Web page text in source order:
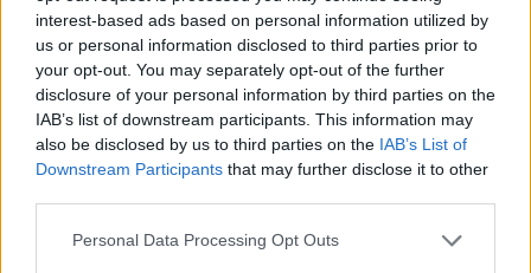
interest-based ads based on personal information utilized by
us or personal information disclosed to third parties prior to
your opt-out. You may separately opt-out of the further
disclosure of your personal information by third parties on the
IAB’s list of downstream participants. This information may
also be disclosed by us to third parties on the IAB’s List of
Downstream Participants that may further disclose it to other
Personal Data Processing Opt Outs